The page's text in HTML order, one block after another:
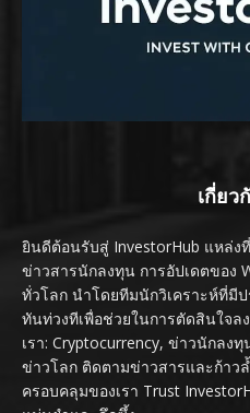
เกี่ยว
ยินดีต้อนรับสู่ InvestorHub แหล่ง
ข่าวสารนักลงทุน การอัปเดตของ
ทั่วโลก นำโดยทีมนักวิเคราะห์ที่มี
ทันท่วงทีเพื่อช่วยในการตัดสินใจ
เรา: Cryptocurrency, ข่าวนักลง
ข่าวโลก ติดตามข่าวสารและก้าว
ครอบคลุมของเรา Trust